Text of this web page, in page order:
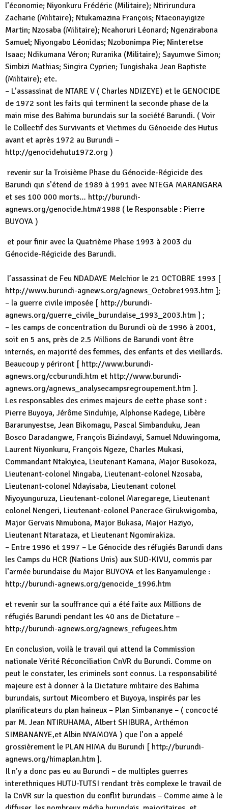
l’économie; Niyonkuru Frédéric (Militaire); Ntirirundura
Zacharie (Militaire); Ntukamazina François; Ntaconayigize
Martin; Nzosaba (Militaire); Ncahoruri Léonard; Ngenzirabona
Samuel; Niyongabo Léonidas; Nzobonimpa Pie; Ninteretse
Isaac; Ndikumana Véron; Ruranika (Militaire); Sayumwe Simon;
Simbizi Mathias; Singira Cyprien; Tungishaka Jean Baptiste
(Militaire); etc.
– L’assassinat de NTARE V ( Charles NDIZEYE) et le GENOCIDE
de 1972 sont les faits qui terminent la seconde phase de la
main mise des Bahima burundais sur la société Barundi. ( Voir
le Collectif des Survivants et Victimes du Génocide des Hutus
avant et après 1972 au Burundi –
http://genocidehutu1972.org )
revenir sur la Troisième Phase du Génocide-Régicide des
Barundi qui s’étend de 1989 à 1991 avec NTEGA MARANGARA
et ses 100 000 morts… http://burundi-
agnews.org/genocide.htm#1988 ( le Responsable : Pierre
BUYOYA )
et pour finir avec la Quatrième Phase 1993 à 2003 du
Génocide-Régicide des Barundi.
l’assassinat de Feu NDADAYE Melchior le 21 OCTOBRE 1993 [
http://www.burundi-agnews.org/agnews_Octobre1993.htm ];
– la guerre civile imposée [ http://burundi-
agnews.org/guerre_civile_burundaise_1993_2003.htm ] ;
– les camps de concentration du Burundi où de 1996 à 2001,
soit en 5 ans, près de 2.5 Millions de Barundi vont être
internés, en majorité des femmes, des enfants et des vieillards.
Beaucoup y périront [ http://www.burundi-
agnews.org/ccburundi.htm et http://www.burundi-
agnews.org/agnews_analysecampsregroupement.htm ].
Les responsables des crimes majeurs de cette phase sont :
Pierre Buyoya, Jérôme Sinduhije, Alphonse Kadege, Libère
Bararunyestse, Jean Bikomagu, Pascal Simbanduku, Jean
Bosco Daradangwe, François Bizindavyi, Samuel Nduwingoma,
Laurent Niyonkuru, François Ngeze, Charles Mukasi,
Commandant Ntakiyica, Lieutenant Kamana, Major Busokoza,
Lieutenant-colonel Ningaba, Lieutenant-colonel Nzosaba,
Lieutenant-colonel Ndayisaba, Lieutenant colonel
Niyoyunguruza, Lieutenant-colonel Maregarege, Lieutenant
colonel Nengeri, Lieutenant-colonel Pancrace Girukwigomba,
Major Gervais Nimubona, Major Bukasa, Major Haziyo,
Lieutenant Ntarataza, et Lieutenant Ngomirakiza.
– Entre 1996 et 1997 – Le Génocide des réfugiés Barundi dans
les Camps du HCR (Nations Unis) aux SUD-KIVU, commis par
l’armée burundaise du Major BUYOYA et les Banyamulenge :
http://burundi-agnews.org/genocide_1996.htm
et revenir sur la souffrance qui a été faite aux Millions de
réfugiés Barundi pendant les 40 ans de Dictature –
http://burundi-agnews.org/agnews_refugees.htm
En conclusion, voilà le travail qui attend la Commission
nationale Vérité Réconciliation CnVR du Burundi. Comme on
peut le constater, les criminels sont connus. La responsabilité
majeure est à donner à la Dictature militaire des Bahima
burundais, surtout Micombero et Buyoya, inspirés par les
planificateurs du plan haineux – Plan Simbananye – ( concocté
par M. Jean NTIRUHAMA, Albert SHIBURA, Arthémon
SIMBANANYE,et Albin NYAMOYA ) que l’on a appelé
grossièrement le PLAN HIMA du Burundi [ http://burundi-
agnews.org/himaplan.htm ].
Il n’y a donc pas eu au Burundi – de multiples guerres
interethniques HUTU-TUTSI rendant très complexe le travail de
la CnVR sur la question du conflit burundais – Comme aime à le